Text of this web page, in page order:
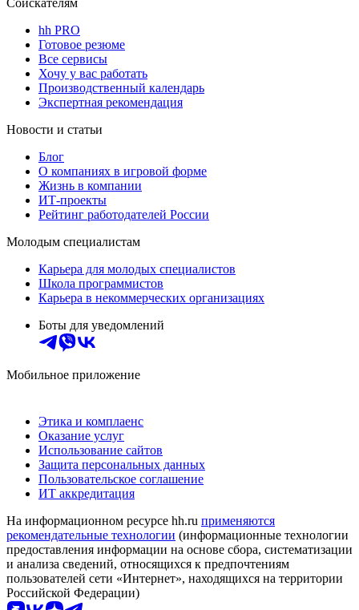
hh PRO
Готовое резюме
Все сервисы
Хочу у вас работать
Производственный календарь
Экспертная рекомендация
Новости и статьи
Блог
О компаниях в игровой форме
Жизнь в компании
ИТ-проекты
Рейтинг работодателей России
Молодым специалистам
Карьера для молодых специалистов
Школа программистов
Карьера в некоммерческих организациях
Боты для уведомлений
Мобильное приложение
Этика и комплаенс
Оказание услуг
Использование сайтов
Защита персональных данных
Пользовательское соглашение
ИТ аккредитация
На информационном ресурсе hh.ru применяются
рекомендательные технологии (информационные технологии
предоставления информации на основе сбора, систематизации
и анализа сведений, относящихся к предпочтениям
пользователей сети «Интернет», находящихся на территории
Российской Федерации)